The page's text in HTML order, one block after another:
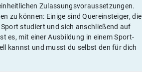
Zulassungsvoraussetzungen.
zu können: Einige sind Quereinsteiger, die
studiert und sich anschließend auf
es, mit einer Ausbildung in einem Sport-
kannst und musst du selbst den für dich